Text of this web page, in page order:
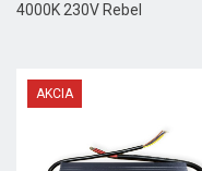
4000K 230V Rebel
AKCIA